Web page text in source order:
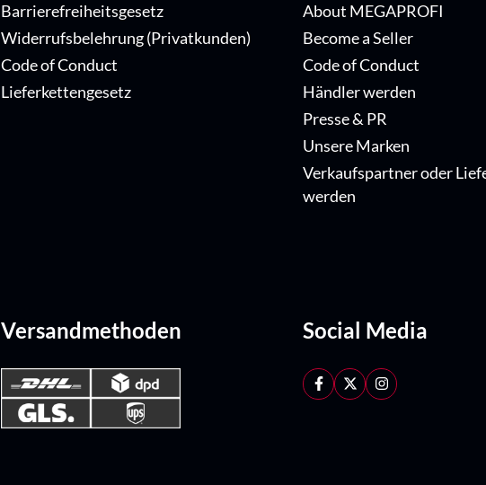
Barrierefreiheitsgesetz
Widerrufsbelehrung (Privatkunden)
Code of Conduct
Lieferkettengesetz
About MEGAPROFI
Become a Seller
Code of Conduct
Händler werden
Presse & PR
Unsere Marken
Verkaufspartner oder
werden
Versandmethoden Social Media